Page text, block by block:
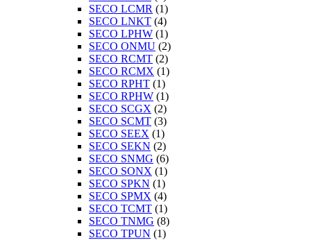
SECO LCMR (1)
SECO LNKT (4)
SECO LPHW (1)
SECO ONMU (2)
SECO RCMT (2)
SECO RCMX (1)
SECO RPHT (1)
SECO RPHW (1)
SECO SCGX (2)
SECO SCMT (3)
SECO SEEX (1)
SECO SEKN (2)
SECO SNMG (6)
SECO SONX (1)
SECO SPKN (1)
SECO SPMX (4)
SECO TCMT (1)
SECO TNMG (8)
SECO TPUN (1)